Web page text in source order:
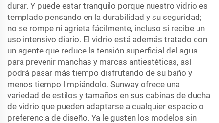
durar. Y puede estar tranquilo porque nuestro vidrio es
templado pensando en la durabilidad y su seguridad;
no se rompe ni agrieta fácilmente, incluso si recibe un
uso intensivo diario. El vidrio está además tratado con
un agente que reduce la tensión superficial del agua
para prevenir manchas y marcas antiestéticas, así
podrá pasar más tiempo disfrutando de su baño y
menos tiempo limpiándolo. Sunway ofrece una
variedad de estilos y tamaños en sus cabinas de ducha
de vidrio que pueden adaptarse a cualquier espacio o
preferencia de diseño. Ya le gusten los modelos sin